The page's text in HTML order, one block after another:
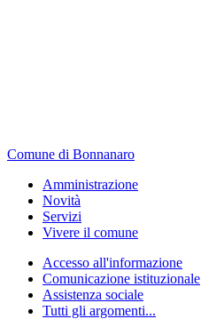
Comune di Bonnanaro
Amministrazione
Novità
Servizi
Vivere il comune
Accesso all'informazione
Comunicazione istituzionale
Assistenza sociale
Tutti gli argomenti...